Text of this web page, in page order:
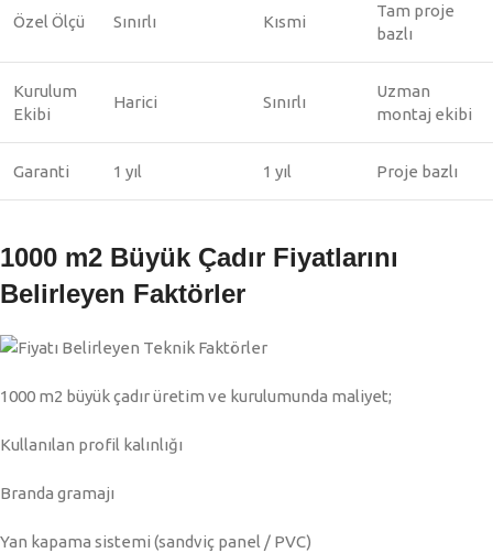
Özel Ölçü Sınırlı Kısmi
Tam proje
bazlı
Kurulum
Ekibi
Harici Sınırlı
Uzman
montaj ekibi
Garanti 1 yıl 1 yıl Proje bazlı
1000 m2 Büyük Çadır Fiyatlarını
Belirleyen Faktörler
1000 m2 büyük çadır üretim ve kurulumunda maliyet;
Kullanılan profil kalınlığı
Branda gramajı
Yan kapama sistemi (sandviç panel / PVC)